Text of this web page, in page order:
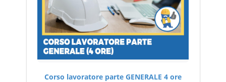
Corso lavoratore parte GENERALE 4 ore